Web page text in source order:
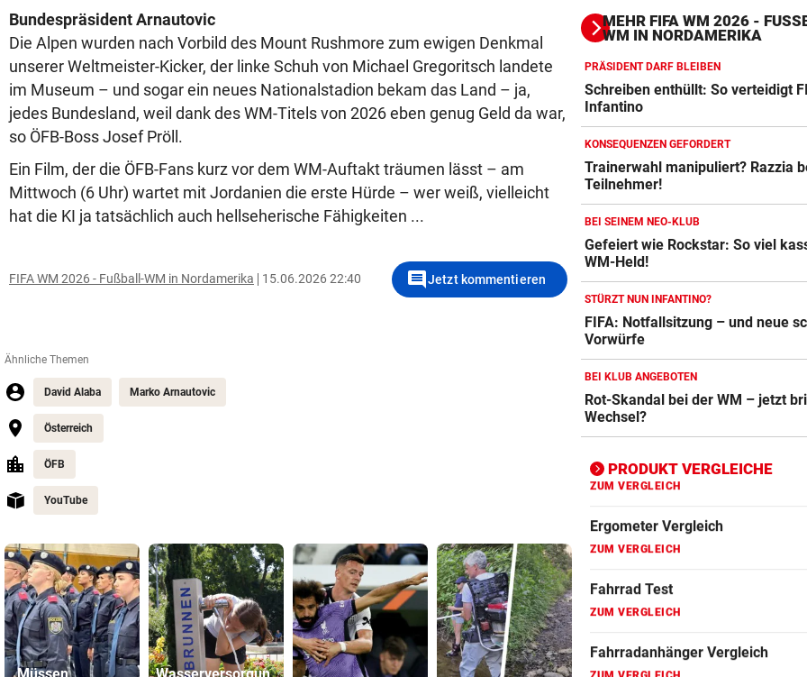
Bundespräsident Arnautovic
Die Alpen wurden nach Vorbild des Mount Rushmore zum ewigen Denkmal
unserer Weltmeister-Kicker, der linke Schuh von Michael Gregoritsch landete
im Museum – und sogar ein neues Nationalstadion bekam das Land – ja,
jedes Bundesland, weil dank des WM-Titels von 2026 eben genug Geld da war,
so ÖFB-Boss Josef Pröll.
Ein Film, der die ÖFB-Fans kurz vor dem WM-Auftakt träumen lässt – am
Mittwoch (6 Uhr) wartet mit Jordanien die erste Hürde – wer weiß, vielleicht
hat die KI ja tatsächlich auch hellseherische Fähigkeiten ...
FIFA WM 2026 - Fußball-WM in Nordamerika 15.06.2026 22:40 commentJetzt kommentieren
Ähnliche Themen
David Alaba Marko Arnautovic
Österreich
ÖFB
YouTube
MEHR FIFA WM 2026 -
M IN NORDAMERIKA
PRÄSIDENT DARF BLEIBEN
Schreiben enthüllt: So verteidigt
Infantino
KONSEQUENZEN GEFORDERT
Trainerwahl manipuliert? Razzia
Teilnehmer!
BEI SEINEM NEO-KLUB
Gefeiert wie Rockstar: So viel
WM-Held!
STÜRZT NUN INFANTINO?
FIFA: Notfallsitzung – und neue
Vorwürfe
BEI KLUB ANGEBOTEN
Rot-Skandal bei der WM – jetzt
Wechsel?
PRODUKT VERGLEICHE
Action-Cam Vergleich
ZUM VERGLEICH
Crosstrainer Vergleich
ZUM VERGLEICH
ZUM VERGLEICH
Elektro-Scooter Vergleich
ZUM VERGLEICH
Ergometer Vergleich
ZUM VERGLEICH
ZUM VERGLEICH
ZUM VERGLEICH
ZUM VERGLEICH